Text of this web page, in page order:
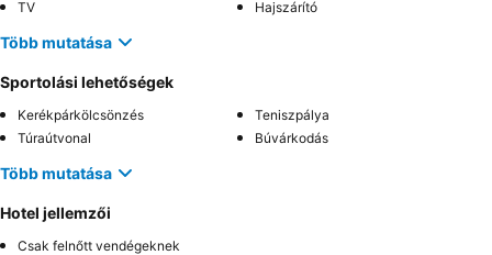
TV
Hajszárító
Több mutatása
Sportolási lehetőségek
Kerékpárkölcsönzés
Teniszpálya
Túraútvonal
Búvárkodás
Több mutatása
Hotel jellemzői
Csak felnőtt vendégeknek